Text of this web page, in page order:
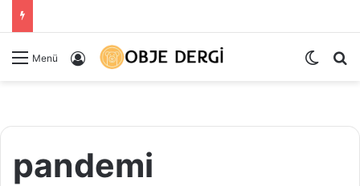
Menü Kayıt Ol Dış
pandemi